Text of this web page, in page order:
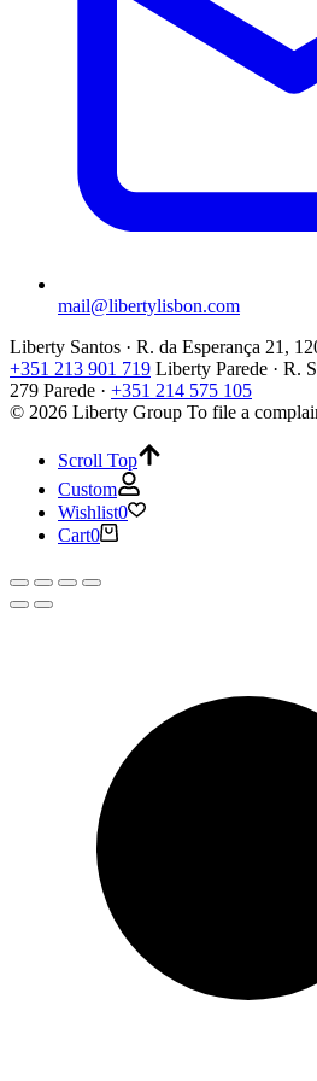
mail@libertylisbon.com
Liberty Santos · R. da Esperança 21,
+351 213 901 719 Liberty Parede · R.
279 Parede · +351 214 575 105
© 2026 Liberty Group To file a
Scroll Top
Custom
Wishlist0
Cart0